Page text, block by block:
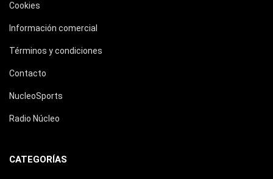
Cookies
Información comercial
Términos y condiciones
Contacto
NucleoSports
Radio Núcleo
CATEGORÍAS